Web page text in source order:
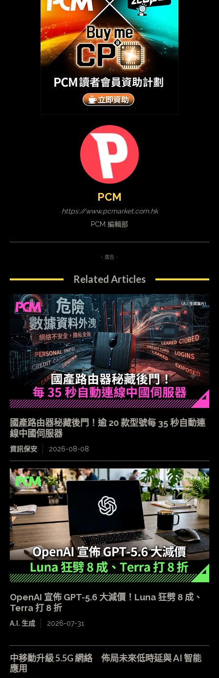
PCM
https://www.pcmarket.com.hk
PCM 編輯部
- 廣告 -
Related Articles
國產路由器秘藏後門！逾 20 款型號每 35 秒自動連
線中國伺服器
資訊保安 2026-08-08
OpenAI 宣佈 GPT-5.6 大減價！Luna 狂劈 8 成、
Terra 打 8 折
A.I. 生成 2026-07-31
中移動升級 5.5G 網絡 佈局未來低時延與 AI 智能
應用